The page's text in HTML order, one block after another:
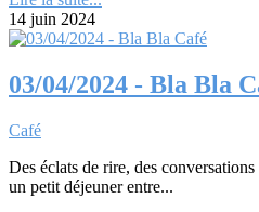
14 juin 2024
03/04/2024 - Bla Bla
Café
Des éclats de rire, des
un petit déjeuner entre...